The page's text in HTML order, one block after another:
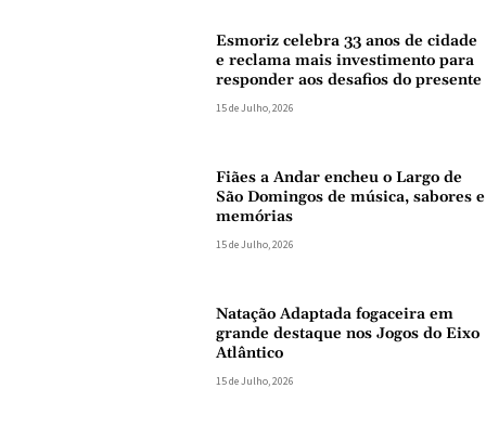
Esmoriz celebra 33 anos de cidade
e reclama mais investimento para
responder aos desafios do presente
15 de Julho, 2026
Fiães a Andar encheu o Largo de
São Domingos de música, sabores e
memórias
15 de Julho, 2026
Natação Adaptada fogaceira em
grande destaque nos Jogos do Eixo
Atlântico
15 de Julho, 2026